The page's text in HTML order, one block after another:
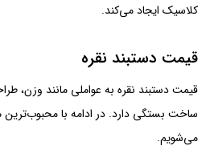
کلاسیک ایجاد می‌کند.
قیمت دستبند نقره
قیمت دستبند نقره به عواملی مانند وزن،
ساخت بستگی دارد. در ادامه با محبوب‌ترین
می‌شویم.